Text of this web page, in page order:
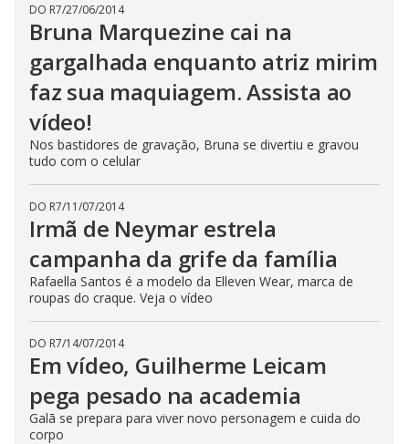
DO R7/27/06/2014
Bruna Marquezine cai na
gargalhada enquanto atriz mirim
faz sua maquiagem. Assista ao
vídeo!
Nos bastidores de gravação, Bruna se divertiu e gravou
tudo com o celular
DO R7/11/07/2014
Irmã de Neymar estrela
campanha da grife da família
Rafaella Santos é a modelo da Elleven Wear, marca de
roupas do craque. Veja o vídeo
DO R7/14/07/2014
Em vídeo, Guilherme Leicam
pega pesado na academia
Galã se prepara para viver novo personagem e cuida do
corpo